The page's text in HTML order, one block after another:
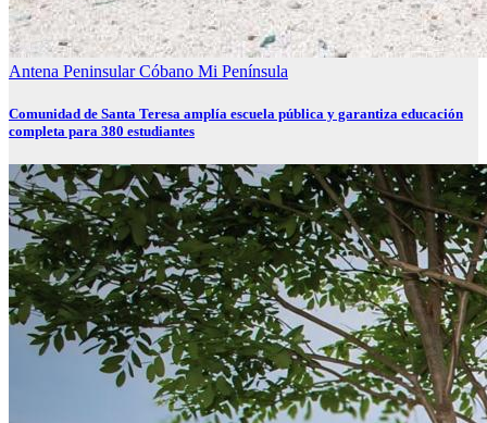
Antena PeninsularCóbano Mi Península
Comunidad de Santa Teresa amplía escuela pública y garantiza educación
completa para 380 estudiantes